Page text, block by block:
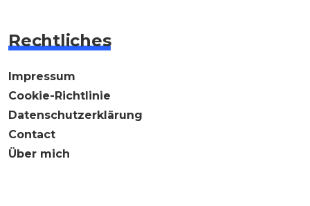
Rechtliches
Impressum
Cookie-Richtlinie
Datenschutzerklärung
Contact
Über mich